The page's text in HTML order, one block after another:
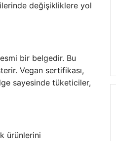
değişikliklere yol
bir belgedir. Bu
Vegan sertifikası,
sayesinde tüketiciler,
ürünlerini